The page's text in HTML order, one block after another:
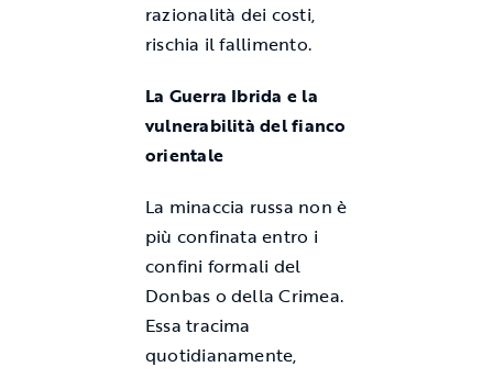
razionalità dei costi,
rischia il fallimento.
La Guerra Ibrida e la
vulnerabilità del fianco
orientale
La minaccia russa non è
più confinata entro i
confini formali del
Donbas o della Crimea.
Essa tracima
quotidianamente,